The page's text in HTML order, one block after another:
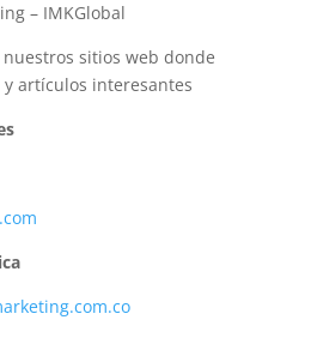
– IMKGlobal
sitios web donde
artículos interesantes